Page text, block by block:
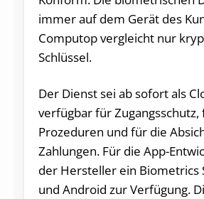
immer auf dem Gerät des
Computop vergleicht nur
Schlüssel.
Der Dienst sei ab sofort als
verfügbar für Zugangsschutz,
Prozeduren und für die
Zahlungen. Für die App-
der Hersteller ein Biometrics
und Android zur Verfügung.